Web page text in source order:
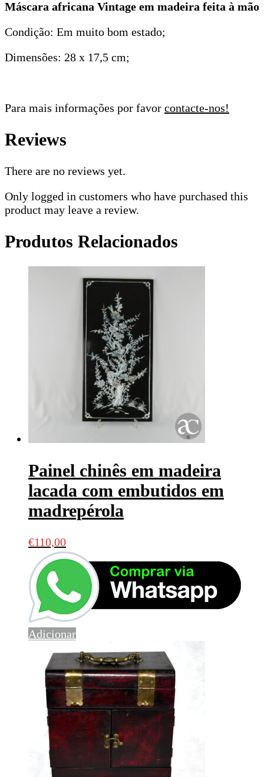
Máscara africana Vintage em madeira feita à mão
Condição: Em muito bom estado;
Dimensões: 28 x 17,5 cm;
Para mais informações por favor contacte-nos!
Reviews
There are no reviews yet.
Only logged in customers who have purchased this
product may leave a review.
Produtos Relacionados
Painel chinês em madeira
lacada com embutidos em
madrepérola
€110,00
Adicionar